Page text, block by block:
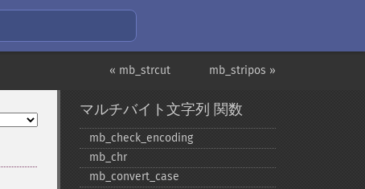
mb_stripos »
« mb_strcut
マルチバイト文字列 関数
mb_​check_​encoding
mb_​chr
mb_​convert_​case